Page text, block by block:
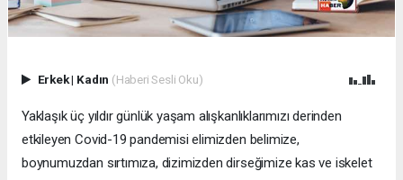
Erkek| Kadın (Haberi Sesli Oku)
Yaklaşık üç yıldır günlük yaşam alışkanlıklarımızı derinden
etkileyen Covid-19 pandemisi elimizden belimize,
boynumuzdan sırtımıza, dizimizden dirseğimize kas ve iskelet